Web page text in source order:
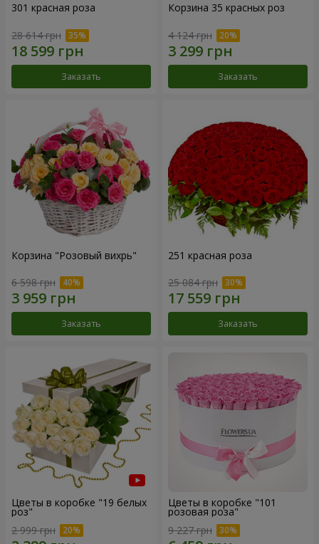
301 красная роза
28 614 грн
Заказать
Корзина 35 красных роз
4 124 грн
Заказать
Корзина "Розовый вихрь"
6 598 грн
Заказать
251 красная роза
25 084 грн
Заказать
Цветы в коробке "19 белых
роз"
2 999 грн
Цветы в коробке "101
розовая роза"
9 227 грн